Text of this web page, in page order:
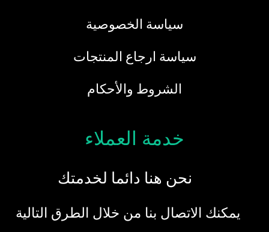
سياسة الخصوصية
سياسة ارجاع المنتجات
الشروط والأحكام
خدمة العملاء
نحن هنا دائما لخدمتك
يمكنك الاتصال بنا من خلال الطرق التالية